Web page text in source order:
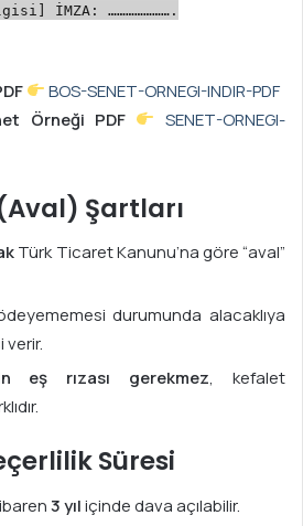
] İMZA: ………………….
BOS-SENET-ORNEGI-INDIR-PDF
Örneği PDF
SENET-ORNEGI-
Şartları
Türk Ticaret Kanunu’na göre “aval”
durumunda alacaklıya
eş rızası gerekmez, kefalet
Süresi
3 yıliçinde dava açılabilir.